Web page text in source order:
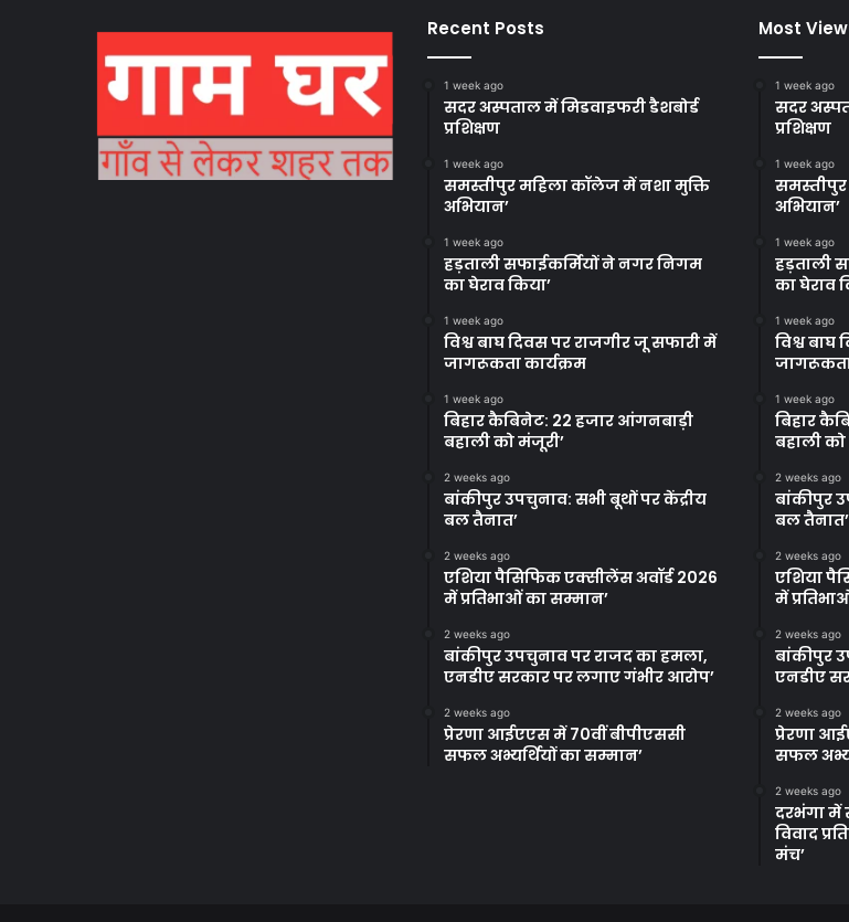
Recent Posts
1 week ago
सदर अस्पताल में मिडवाइफरी डैशबोर्ड
प्रशिक्षण
1 week ago
समस्तीपुर महिला कॉलेज में नशा मुक्ति
अभियान’
1 week ago
हड़ताली सफाईकर्मियों ने नगर निगम
का घेराव किया’
1 week ago
विश्व बाघ दिवस पर राजगीर जू सफारी में
जागरूकता कार्यक्रम
1 week ago
बिहार कैबिनेट: 22 हजार आंगनबाड़ी
बहाली को मंजूरी’
2 weeks ago
बांकीपुर उपचुनाव: सभी बूथों पर केंद्रीय
बल तैनात’
2 weeks ago
एशिया पैसिफिक एक्सीलेंस अवॉर्ड 2026
में प्रतिभाओं का सम्मान’
2 weeks ago
बांकीपुर उपचुनाव पर राजद का हमला,
एनडीए सरकार पर लगाए गंभीर आरोप’
2 weeks ago
प्रेरणा आईएएस में 70वीं बीपीएससी
सफल अभ्यर्थियों का सम्मान’
Most
1 week ago
सदर
प्रशिक्षण
1 week ago
अभियान’
1 week ago
हड़ताली
का घेराव
1 week ago
विश्व
जागरूकता
1 week ago
बिहार
बहाली
2 weeks ago
बांकीपुर
बल तैनात’
2 weeks ago
एशिया
में
2 weeks ago
बांकीपुर
एनडीए
2 weeks ago
प्रेरणा
सफल
2 weeks ago
दरभंगा में
विवाद
मंच’